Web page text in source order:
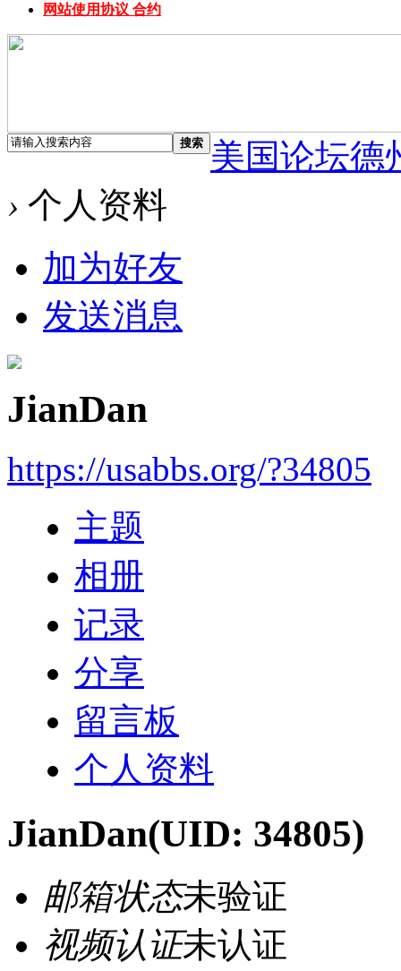
网站使用协议 合约
搜索
美国论坛德
› 个人资料
加为好友
发送消息
JianDan
https://usabbs.org/?34805
主题
相册
记录
分享
留言板
个人资料
JianDan(UID: 34805)
邮箱状态未验证
视频认证未认证